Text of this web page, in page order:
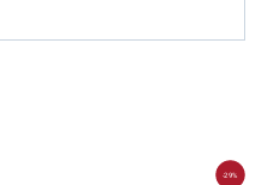
-29%